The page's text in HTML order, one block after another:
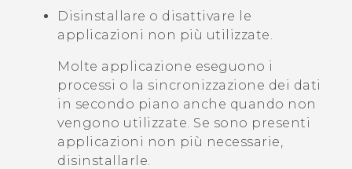
Disinstallare o disattivare le
applicazioni non più utilizzate.
Molte applicazione eseguono i
processi o la sincronizzazione dei dati
in secondo piano anche quando non
vengono utilizzate. Se sono presenti
applicazioni non più necessarie,
disinstallarle.